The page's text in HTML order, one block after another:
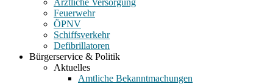
Ärztliche Versorgung
Feuerwehr
ÖPNV
Schiffsverkehr
Defibrillatoren
Bürgerservice & Politik
Aktuelles
Amtliche Bekanntmachungen